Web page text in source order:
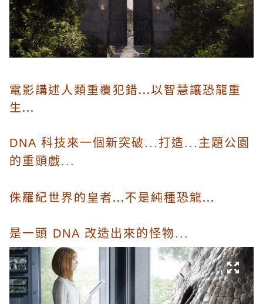
電影講述人類重覆犯錯...以智慧讓恐龍重
生...
DNA 科技來一個新突破...打造...主題公園
的重頭戲...
侏羅紀世界的皇者...不是純種恐龍...
是一頭 DNA 改造出來的怪物...